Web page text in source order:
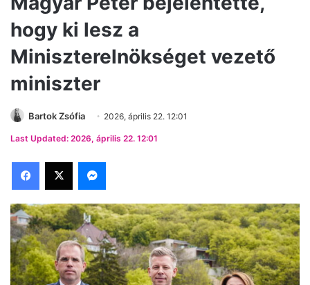
hogy ki lesz a
Miniszterelnökséget vezető
miniszter
Bartok Zsófia 2026, április 22. 12:01
Last Updated: 2026, április 22. 12:01
Facebook
X Messenger